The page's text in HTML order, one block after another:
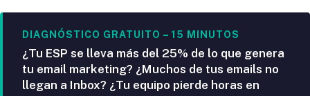
DIAGNÓSTICO GRATUITO – 15 MINUTOS
¿Tu ESP se lleva más del 25% de lo que genera
tu email marketing? ¿Muchos de tus emails no
llegan a Inbox? ¿Tu equipo pierde horas en